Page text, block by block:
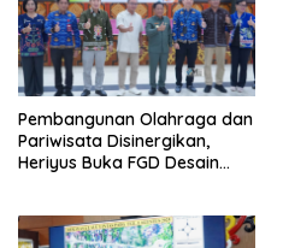
Pembangunan Olahraga dan
Pariwisata Disinergikan,
Heriyus Buka FGD Desain